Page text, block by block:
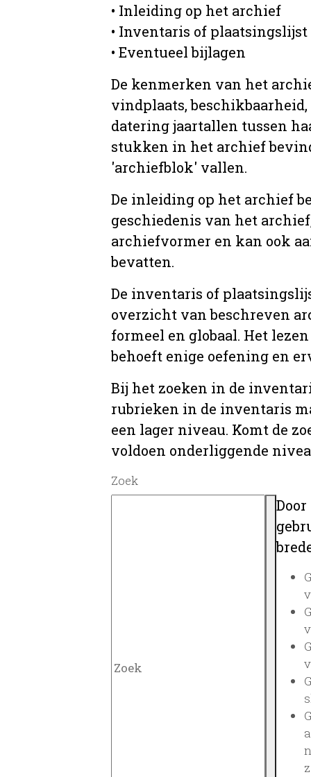
• Inleiding op het archief
• Inventaris of plaatsingslijst
• Eventueel bijlagen
De kenmerken van het
vindplaats,
datering jaartallen tussen
stukken in het archief
'archiefblok' vallen.
De inleiding op het archief
geschiedenis van het
archiefvormer en kan ook
bevatten.
De inventaris of
overzicht van beschreven
formeel en globaal. Het
behoeft enige oefening en
Bij het zoeken in de
rubrieken in de inventaris
een lager niveau. Komt de
voldoen onderliggende
Zoek